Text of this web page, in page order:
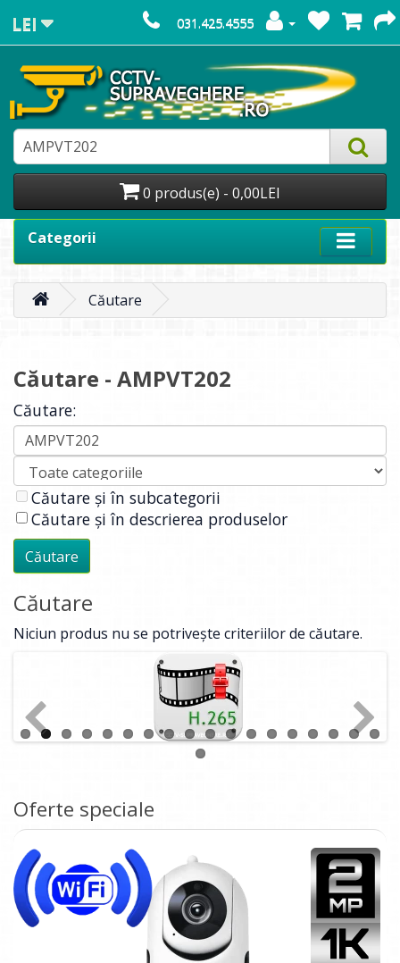
LEI 031.425.4555
0 produs(e) - 0,00LEI
Categorii
Căutare
Căutare - AMPVT202
Căutare:
Căutare și în subcategorii
Căutare și în descrierea produselor
Căutare
Niciun produs nu se potrivește criteriilor de căutare.
Oferte speciale